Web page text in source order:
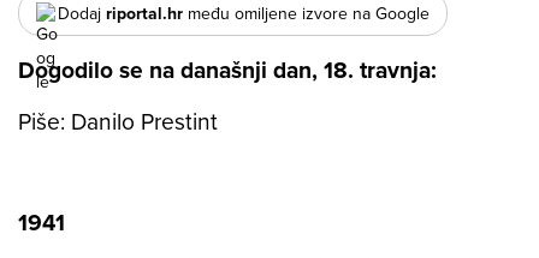
Dodaj riportal.hr među omiljene izvore na Google
Dogodilo se na današnji dan, 18. travnja:
Piše: Danilo Prestint
1941